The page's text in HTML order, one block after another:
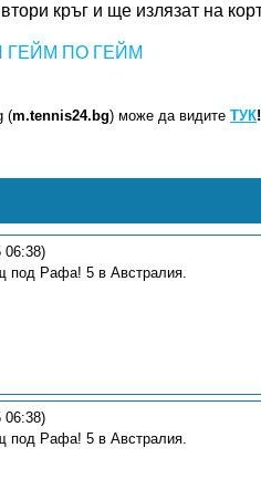
кръг и ще излязат на
ГЕЙМ ПО ГЕЙМ
(m.tennis24.bg) може да видите ТУК!
06:38)
под Рафа! 5 в Австралия.
06:38)
под Рафа! 5 в Австралия.